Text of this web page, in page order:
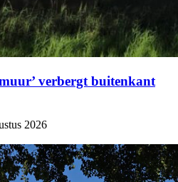
verbergt buitenkant
2026